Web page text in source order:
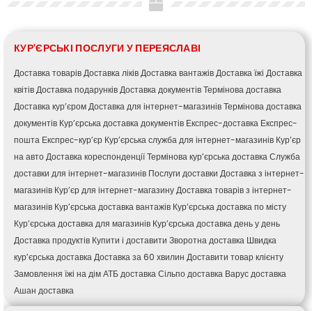
КУР'ЄРСЬКІ ПОСЛУГИ У ПЕРЕЯСЛАВІ
Доставка товарівДоставка ліківДоставка вантажівДоставка їжі Доставка
квітівДоставка подарунківДоставка документівТермінова доставка
Доставка кур’єромДоставка для інтернет-магазинівТермінова доставка
документів Кур’єрська доставка документів Експрес-доставка Експрес-
пошта Експрес-кур’єр Кур’єрська служба для інтернет-магазинів Кур’єр
на автоДоставка кореспонденціїТермінова кур’єрська доставкаСлужба
доставки для інтернет-магазинів Послуги доставки Доставка з інтернет-
магазинів Кур’єр для інтернет-магазинуДоставка товарів з інтернет-
магазинів Кур’єрська доставка вантажів Кур’єрська доставка по місту
Кур’єрська доставка для магазинів Кур’єрська доставка день у день
Доставка продуктів Купити і доставити Зворотна доставка Швидка
кур’єрська доставкаДоставка за 60 хвилин Доставити товар клієнту
Замовлення їжі на дімАТБ доставкаСільпо доставка Варус доставка
Ашан доставка